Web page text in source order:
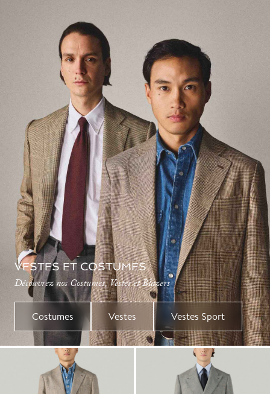
VESTES ET COSTUMES
Découvrez nos Costumes, Vestes et Blazers
Costumes Vestes Vestes Sport